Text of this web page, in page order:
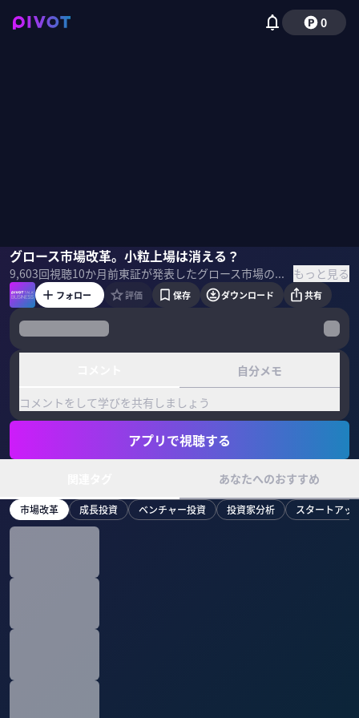
0
グロース市場改革。小粒上場は消える？
9,603回視聴10か月前 東証が発表したグロース市場の改革案。5年で時価総額100億円以上のルールは、グロース市場企業、未上場企業にどんなインパクトをもたらすのか？グロース・キャピタルの嶺井政人氏に聞いた。 ▼ゲスト 嶺井政人｜グロース・キャピタル CEO 2009年にモルガン・スタンレー証券に入社。2013年マイネットのCFOに就任し、2016年には副社長となる。2019年4月グロース・キャピタルを設立。上場ベンチャーの株式による資金調達と成長戦略の実行を支援している。 ＜目次＞ もっと見る
嶺井政人佐々木紀彦
フォロー 評価 保存 ダウンロード 共有
自分メモ
コメントをして学びを共有しましょう
アプリで視聴する
あなたへのおすすめ
市場改革 成長投資 ベンチャー投資 投資家分析 スタートアッ